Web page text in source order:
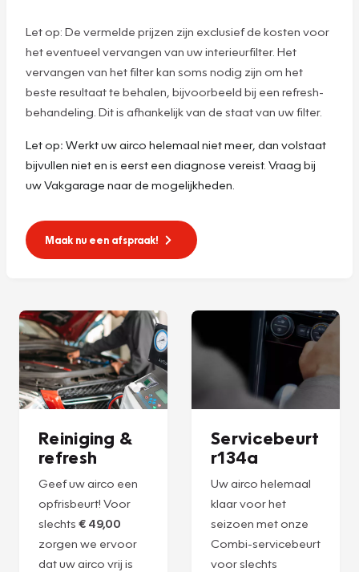
Let op: De vermelde prijzen zijn exclusief de kosten voor
het eventueel vervangen van uw interieurfilter. Het
vervangen van het filter kan soms nodig zijn om het
beste resultaat te behalen, bijvoorbeeld bij een refresh-
behandeling. Dit is afhankelijk van de staat van uw filter.
Let op: Werkt uw airco helemaal niet meer, dan volstaat
bijvullen niet en is eerst een diagnose vereist. Vraag bij
uw Vakgarage naar de mogelijkheden.
Maak nu een afspraak!
Reiniging &
refresh
Geef uw airco een
opfrisbeurt! Voor
slechts € 49,00
zorgen we ervoor
dat uw airco vrij is
Servicebeurt
r134a
Uw airco helemaal
klaar voor het
seizoen met onze
Combi-servicebeurt
voor slechts